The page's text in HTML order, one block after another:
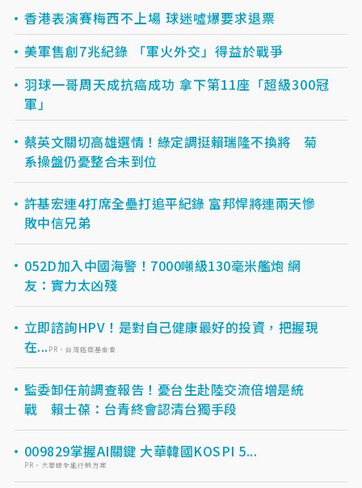
香港表演賽梅西不上場 球迷噓爆要求退票
美軍售創7兆紀錄 「軍火外交」得益於戰爭
羽球一哥周天成抗癌成功 拿下第11座「超級300冠
軍」
蔡英文關切高雄選情！綠定調挺賴瑞隆不換將 菊
系操盤仍憂整合未到位
許基宏連4打席全壘打追平紀錄 富邦悍將連兩天慘
敗中信兄弟
052D加入中國海警！7000噸級130毫米艦炮 網
友：實力太凶殘
立即諮詢HPV！是對自己健康最好的投資，把握現
在... PR・台灣癌症基金會
監委卸任前調查報告！憂台生赴陸交流倍增是統
戰 賴士葆：台青終會認清台獨手段
009829掌握AI關鍵 大華韓國KOSPI 5...
PR・大華銀全能行銷方案